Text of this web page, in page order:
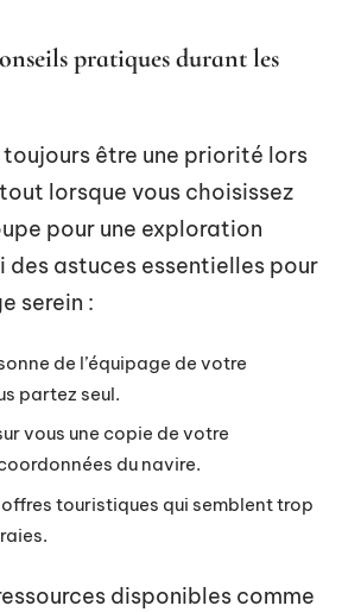
pratiques durant les
être une priorité lors
lorsque vous choisissez
pour une exploration
des astuces essentielles pour
serein :
de l’équipage de votre
partez seul.
vous une copie de votre
du navire.
touristiques qui semblent trop
disponibles comme